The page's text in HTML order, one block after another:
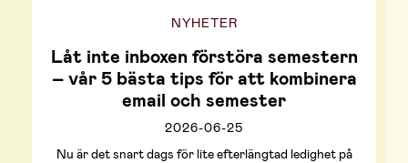
NYHETER
Låt inte inboxen förstöra semestern
– vår 5 bästa tips för att kombinera
email och semester
2026-06-25
Nu är det snart dags för lite efterlängtad ledighet på